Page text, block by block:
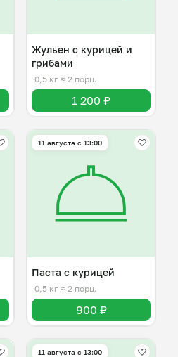
Жульен с курицей и
грибами
0,5 кг ≈ 2 порц.
1 200 ₽
11 августа с 13:00
Паста с курицей
0,5 кг ≈ 2 порц.
900 ₽
11 августа с 13:00